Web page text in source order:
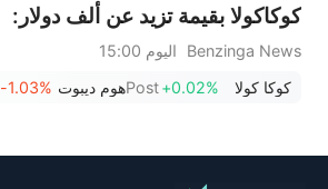
كوكاكولا بقيمة تزيد عن ألف دولار:
إليك ما يجب أن تعرفه
Benzinga News
اليوم 15:00
كوكا كولا
+0.02%
Postهوم ديبوت -1.03%